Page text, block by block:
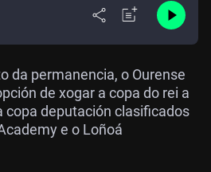
da permanencia, o Ourense
de xogar a copa do rei a
copa deputación clasificados
e o Loñoá